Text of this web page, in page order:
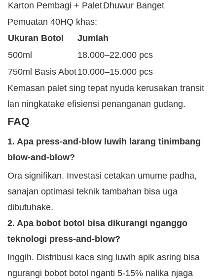
Karton Pembagi + PaletDhuwur Banget
Pemuatan 40HQ khas:
Ukuran Botol
Jumlah
500ml
18.000–22.000 pcs
750ml Basis Abot10.000–15.000 pcs
Kemasan palet sing tepat nyuda kerusakan transit
lan ningkatake efisiensi penanganan gudang.
FAQ
1. Apa press-and-blow luwih larang tinimbang
blow-and-blow?
Ora signifikan. Investasi cetakan umume padha,
sanajan optimasi teknik tambahan bisa uga
dibutuhake.
2. Apa bobot botol bisa dikurangi nganggo
teknologi press-and-blow?
Inggih. Distribusi kaca sing luwih apik asring bisa
ngurangi bobot botol nganti 5-15% nalika njaga